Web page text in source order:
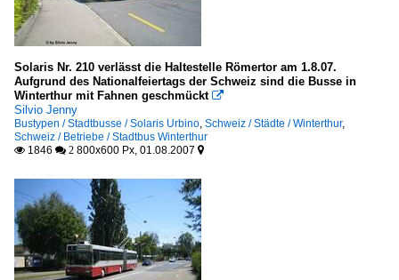
Solaris Nr. 210 verlässt die Haltestelle Römertor am 1.8.07.
Aufgrund des Nationalfeiertags der Schweiz sind die Busse in
Winterthur mit Fahnen geschmückt 
Silvio Jenny
Bustypen / Stadtbusse / Solaris Urbino, Schweiz / Städte / Winterthur,
Schweiz / Betriebe / Stadtbus Winterthur
 1846  2 800x600 Px, 01.08.2007 